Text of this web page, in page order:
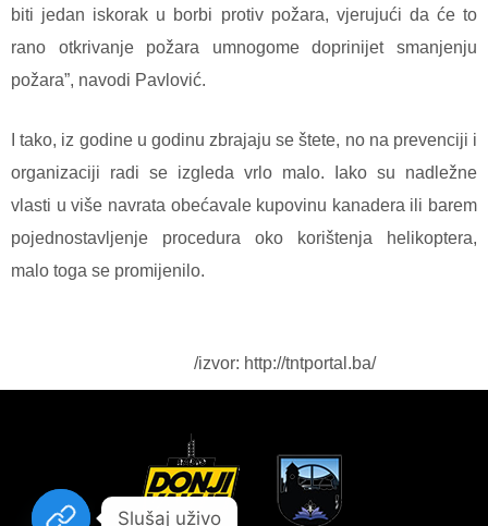
biti jedan iskorak u borbi protiv požara, vjerujući da će to
rano otkrivanje požara umnogome doprinijet smanjenju
požara”, navodi Pavlović.
I tako, iz godine u godinu zbrajaju se štete, no na prevenciji i
organizaciji radi se izgleda vrlo malo. Iako su nadležne
vlasti u više navrata obećavale kupovinu kanadera ili barem
pojednostavljenje procedura oko korištenja helikoptera,
malo toga se promijenilo.
/izvor: http://tntportal.ba/
Slušaj uživo